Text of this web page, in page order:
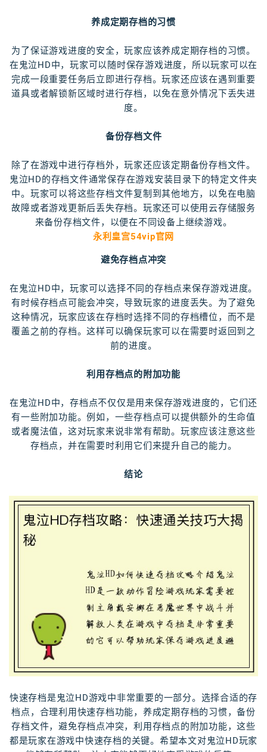
养成定期存档的习惯
为了保证游戏进度的安全，玩家应该养成定期存档的习惯。
在鬼泣HD中，玩家可以随时保存游戏进度，所以玩家可以在
完成一段重要任务后立即进行存档。玩家还应该在遇到重要
道具或者解锁新区域时进行存档，以免在意外情况下丢失进
度。
备份存档文件
除了在游戏中进行存档外，玩家还应该定期备份存档文件。
鬼泣HD的存档文件通常保存在游戏安装目录下的特定文件夹
中。玩家可以将这些存档文件复制到其他地方，以免在电脑
故障或者游戏更新后丢失存档。玩家还可以使用云存储服务
来备份存档文件，以便在不同设备上继续游戏。
永利皇宫54vip官网
避免存档点冲突
在鬼泣HD中，玩家可以选择不同的存档点来保存游戏进度。
有时候存档点可能会冲突，导致玩家的进度丢失。为了避免
这种情况，玩家应该在存档时选择不同的存档槽位，而不是
覆盖之前的存档。这样可以确保玩家可以在需要时返回到之
前的进度。
利用存档点的附加功能
在鬼泣HD中，存档点不仅仅是用来保存游戏进度的，它们还
有一些附加功能。例如，一些存档点可以提供额外的生命值
或者魔法值，这对玩家来说非常有帮助。玩家应该注意这些
存档点，并在需要时利用它们来提升自己的能力。
结论
快速存档是鬼泣HD游戏中非常重要的一部分。选择合适的存
档点，合理利用快速存档功能，养成定期存档的习惯，备份
存档文件，避免存档点冲突，利用存档点的附加功能，这些
都是玩家在游戏中快速存档的关键。希望本文对鬼泣HD玩家